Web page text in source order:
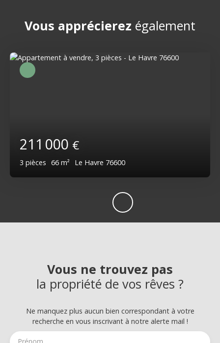
Vous apprécierez également
211 000 €
3 pièces 66 m² Le Havre 76600
Vous ne trouvez pas
la propriété de vos rêves ?
Ne manquez plus aucun bien correspondant à votre
recherche en vous inscrivant à notre alerte mail !